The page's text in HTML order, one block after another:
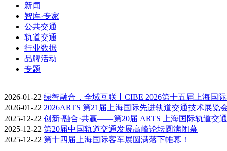
新闻
智库·专家
公共交通
轨道交通
行业数据
品牌活动
专题
2026-01-22 绿智融合，全域互联丨CIBE 2026第十五届上海国
2026-01-22 2026ARTS 第21届上海国际先进轨道交通技术展览
2025-12-22 创新·融合·共赢——第20届 ARTS 上海国际轨道交
2025-12-22 第20届中国轨道交通发展高峰论坛圆满闭幕
2025-12-22 第十四届上海国际客车展圆满落下帷幕！